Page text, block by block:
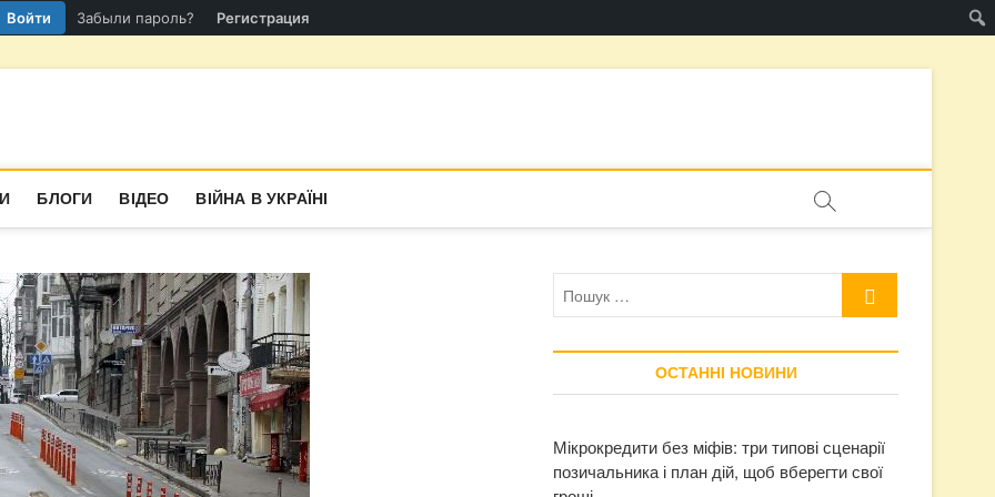
Войти Забыли пароль? Регистрация
БЛОГИ ВІДЕО ВІЙНА В УКРАЇНІ
ОСТАННІ НОВИНИ
Мікрокредити без міфів: три типові сценарії
позичальника і план дій, щоб вберегти свої